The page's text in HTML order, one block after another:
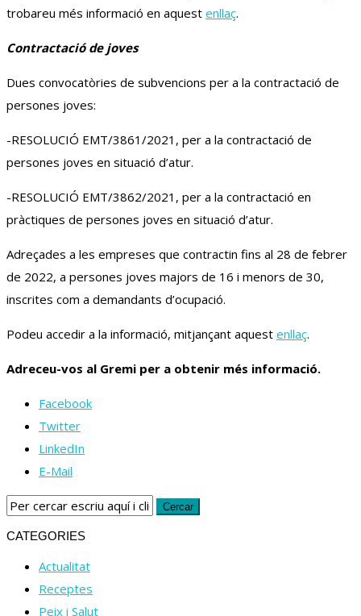
trobareu més informació en aquest enllaç.
Contractació de joves
Dues convocatòries de subvencions per a la contractació de
persones joves:
-RESOLUCIÓ EMT/3861/2021, per a la contractació de
persones joves en situació d’atur.
-RESOLUCIÓ EMT/3862/2021, per a la contractació en
pràctiques de persones joves en situació d’atur.
Adreçades a les empreses que contractin fins al 28 de febrer
de 2022, a persones joves majors de 16 i menors de 30,
inscrites com a demandants d’ocupació.
Podeu accedir a la informació, mitjançant aquest enllaç.
Adreceu-vos al Gremi per a obtenir més informació.
Facebook
Twitter
LinkedIn
E-Mail
CATEGORIES
Actualitat
Receptes
Peix i Salut